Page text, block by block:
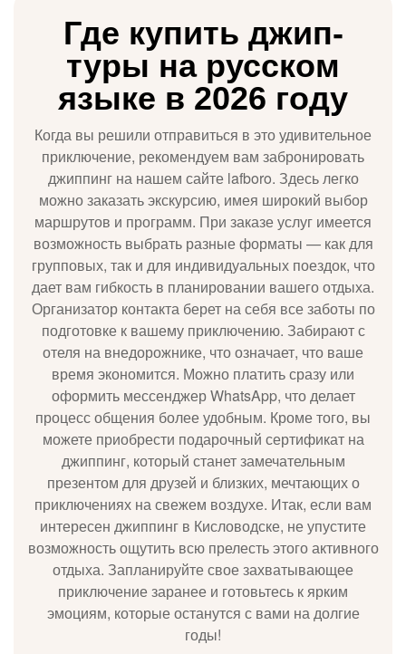
Где купить джип-
туры на русском
языке в 2026 году
Когда вы решили отправиться в это удивительное
приключение, рекомендуем вам забронировать
джиппинг на нашем сайте lafboro. Здесь легко
можно заказать экскурсию, имея широкий выбор
маршрутов и программ. При заказе услуг имеется
возможность выбрать разные форматы — как для
групповых, так и для индивидуальных поездок, что
дает вам гибкость в планировании вашего отдыха.
Организатор контакта берет на себя все заботы по
подготовке к вашему приключению. Забирают с
отеля на внедорожнике, что означает, что ваше
время экономится. Можно платить сразу или
оформить мессенджер WhatsApp, что делает
процесс общения более удобным. Кроме того, вы
можете приобрести подарочный сертификат на
джиппинг, который станет замечательным
презентом для друзей и близких, мечтающих о
приключениях на свежем воздухе. Итак, если вам
интересен джиппинг в Кисловодске, не упустите
возможность ощутить всю прелесть этого активного
отдыха. Запланируйте свое захватывающее
приключение заранее и готовьтесь к ярким
эмоциям, которые останутся с вами на долгие
годы!